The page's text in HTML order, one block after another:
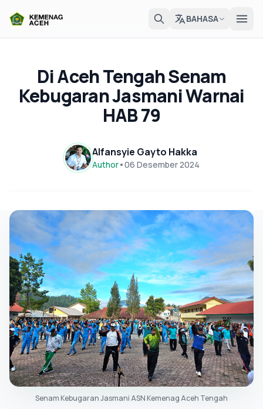
BAHASA
Di Aceh Tengah Senam
Kebugaran Jasmani Warnai
HAB 79
Alfansyie Gayto Hakka
Author•06 Desember 2024
Senam Kebugaran Jasmani ASN Kemenag Aceh Tengah